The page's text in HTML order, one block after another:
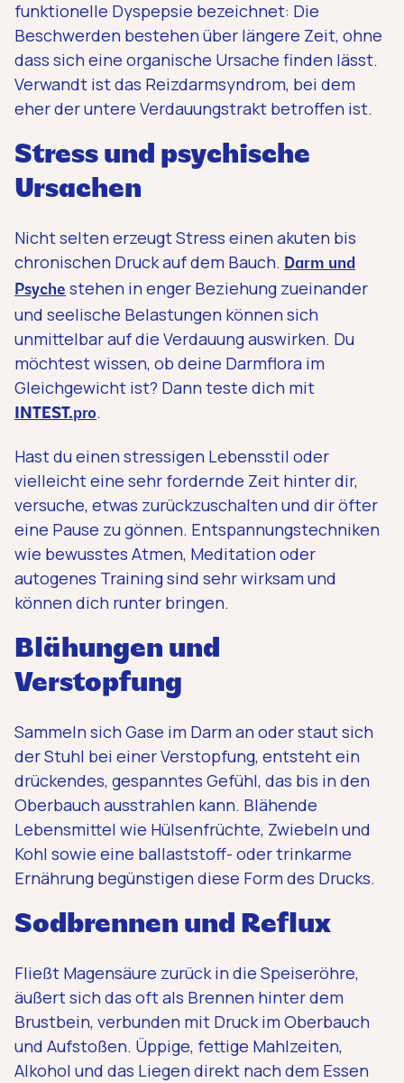
funktionelle Dyspepsie bezeichnet: Die
Beschwerden bestehen über längere Zeit, ohne
dass sich eine organische Ursache finden lässt.
Verwandt ist das Reizdarmsyndrom, bei dem
eher der untere Verdauungstrakt betroffen ist.
Stress und psychische
Ursachen
Nicht selten erzeugt Stress einen akuten bis
chronischen Druck auf dem Bauch. Darm und
Psyche stehen in enger Beziehung zueinander
und seelische Belastungen können sich
unmittelbar auf die Verdauung auswirken. Du
möchtest wissen, ob deine Darmflora im
Gleichgewicht ist? Dann teste dich mit
INTEST.pro.
Hast du einen stressigen Lebensstil oder
vielleicht eine sehr fordernde Zeit hinter dir,
versuche, etwas zurückzuschalten und dir öfter
eine Pause zu gönnen. Entspannungstechniken
wie bewusstes Atmen, Meditation oder
autogenes Training sind sehr wirksam und
können dich runter bringen.
Blähungen und
Verstopfung
Sammeln sich Gase im Darm an oder staut sich
der Stuhl bei einer Verstopfung, entsteht ein
drückendes, gespanntes Gefühl, das bis in den
Oberbauch ausstrahlen kann. Blähende
Lebensmittel wie Hülsenfrüchte, Zwiebeln und
Kohl sowie eine ballaststoff- oder trinkarme
Ernährung begünstigen diese Form des Drucks.
Sodbrennen und Reflux
Fließt Magensäure zurück in die Speiseröhre,
äußert sich das oft als Brennen hinter dem
Brustbein, verbunden mit Druck im Oberbauch
und Aufstoßen. Üppige, fettige Mahlzeiten,
Alkohol und das Liegen direkt nach dem Essen